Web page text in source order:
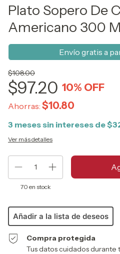
Plato Sopero De
Americano 300
Envío gratis a
$108.00
$97.20 10% OFF
Ahorras: $10.80
3 meses sin intereses de
Ver más detalles
Añadir a la lista de deseos
70 en stock
Compra protegida
Tus datos cuidados durante